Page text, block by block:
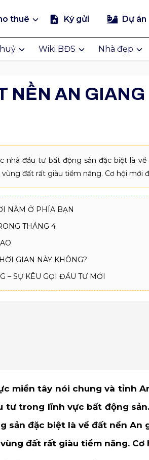
thuê Ký gửi Dự án
Wiki BĐS Nhà đẹp
NỀN AN GIANG
nhà đầu tư bất động sản đặc biệt là
đất rất giàu tiềm năng. Cơ hội mới
NẰM Ở PHÍA BẠN
THÁNG 4
GIAN NÀY KHÔNG?
– SỰ KÊU GỌI ĐẦU TƯ MỚI
miền tây nói chung và tỉnh
tư trong lĩnh vực bất động
sản đặc biệt là về đất nền An
đất rất giàu tiềm năng. Cơ